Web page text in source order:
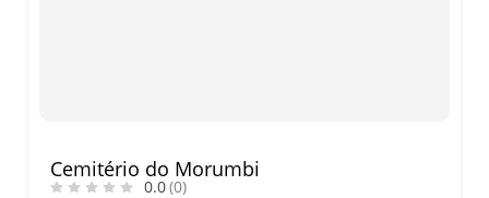
Cemitério do Morumbi
0.0(0)